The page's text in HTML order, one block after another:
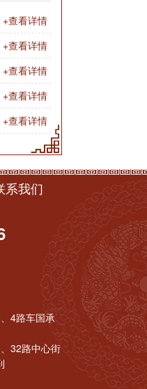
+查看详情
+查看详情
+查看详情
+查看详情
+查看详情
系我们
4路车国承
32路中心街